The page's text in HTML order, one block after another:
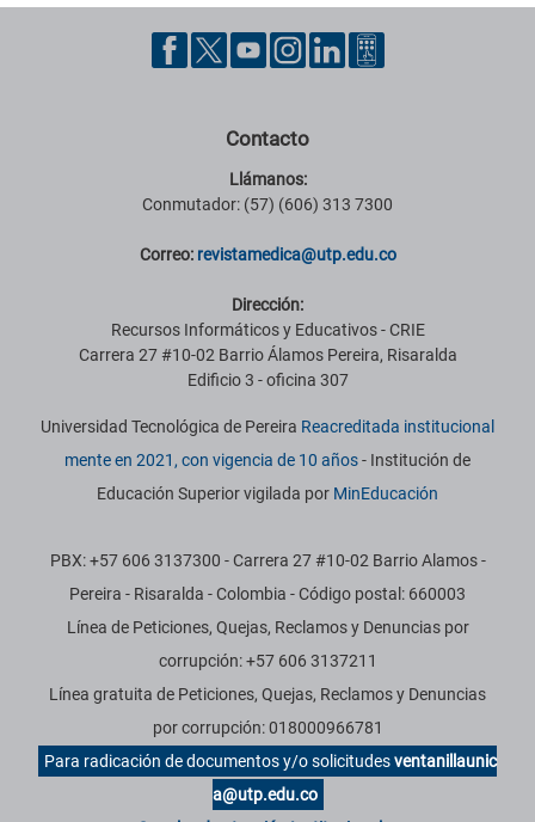
Contacto
Llámanos:
Conmutador: (57) (606) 313 7300
Correo: revistamedica@utp.edu.co
Dirección:
Recursos Informáticos y Educativos - CRIE
Carrera 27 #10-02 Barrio Álamos Pereira, Risaralda
Edificio 3 - oficina 307
Universidad Tecnológica de Pereira Reacreditada institucional
mente en 2021, con vigencia de 10 años- Institución de
Educación Superior vigilada por MinEducación
PBX: +57 606 3137300 - Carrera 27 #10-02 Barrio Alamos -
Pereira - Risaralda - Colombia - Código postal: 660003
Línea de Peticiones, Quejas, Reclamos y Denuncias por
corrupción: +57 606 3137211
Línea gratuita de Peticiones, Quejas, Reclamos y Denuncias
por corrupción: 018000966781
Para radicación de documentos y/o solicitudesventanillaunic
a@utp.edu.co